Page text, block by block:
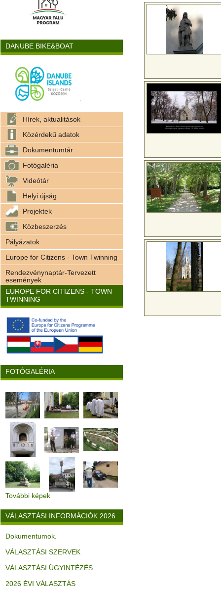
DANUBE BIKE&BOAT
Hírek, aktualitások
Közérdekű adatok
Dokumentumtár
Fotógaléria
Videótár
Helyi újság
Projektek
Közbeszerzés
Pályázatok
Europe for Citizens - Town Twinning
Rendezvénynaptár-Tervezett
események
EUROPE FOR CITIZENS - TOWN
TWINNING
FOTÓGALÉRIA
További képek
VÁLASZTÁSI INFORMÁCIÓK 2026
Dokumentumok.
VÁLASZTÁSI SZERVEK
VÁLASZTÁSI ÜGYINTÉZÉS
2026 ÉVI VÁLASZTÁS